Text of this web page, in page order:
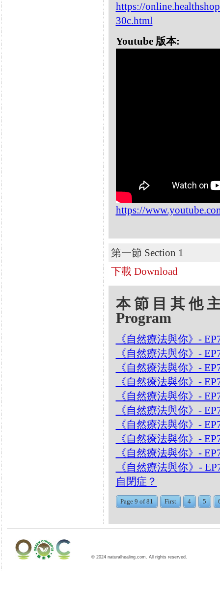
https://
30c.html
Youtube 版本:
https://
第一節 Section 1
下載 Download
本節目其他
Program
《自然療法與你》-
《自然療法與你》-
《自然療法與你》-
《自然療法與你》-
《自然療法與你》-
《自然療法與你》-
《自然療法與你》-
《自然療法與你》-
《自然療法與你》-
《自然療法與你》-
自閉症？
Page 9 of 81 First 4 5
© 2024 naturalhealing.com. All rights reserved.